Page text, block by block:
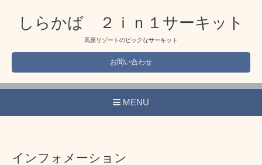
しらかば ２ｉｎ１サーキット
高原リゾートのビックなサーキット
お問い合わせ
MENU
インフォメーション